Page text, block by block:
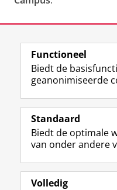
View this page in:English
Volg de
Studiekiezers
Alumni
Functioneel
Biedt de
geanonimiseerde
Standaard
Biedt de optimale
van onder andere
Volledig